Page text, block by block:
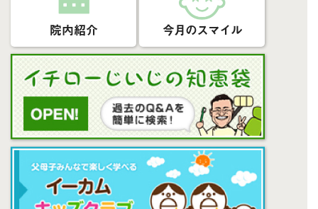
院内紹介 今月のスマイル